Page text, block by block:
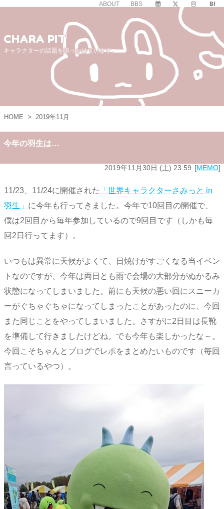
ABOUT BBS
CHARA PIT
キャラクターの話題を追っかけています。
HOME > 2019年11月
今年の羽生は…
2019年11月30日 (土) 23:59 MEMO
11/23、11/24に開催された
「世界キャラクターさみっと in
羽生」 に今年も行ってきました。今年で10回目の開催で、
僕は2回目から毎年参加しているので9回目です（しかも毎
回2日行ってます）。
いつもは異常に天候がよくて、日焼けがすごくなる当イベン
トなのですが、今年は両日とも雨で会場の大部分がぬかるみ
状態になってしまいました。前にも天候の悪い回にスニーカ
ーがぐちゃぐちゃになってしまったことがあったのに、今回
また同じことをやってしまいました。さすがに2日目は長靴
を準備して行きましたけどね。でも今年も楽しかったな～。
今回こそちゃんとブログでレポをまとめたいものです（毎回
言っているやつ）。